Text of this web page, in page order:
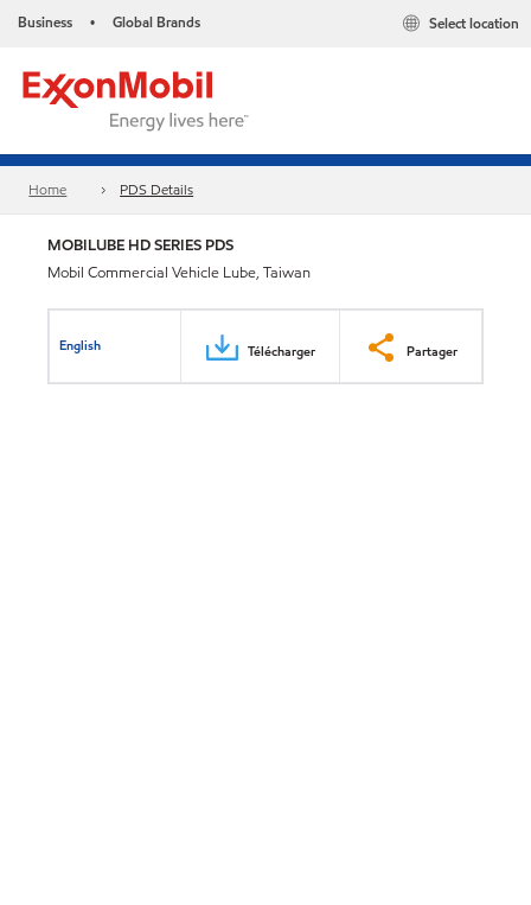
Business • Global Brands Select location
Home PDS Details
MOBILUBE HD SERIES PDS
Mobil Commercial Vehicle Lube, Taiwan
English Télécharger Partager